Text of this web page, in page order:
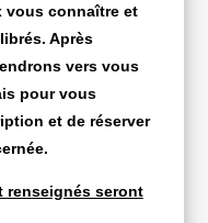
vous connaître et
Après
vers vous
pour vous
et de réserver
renseignés seront